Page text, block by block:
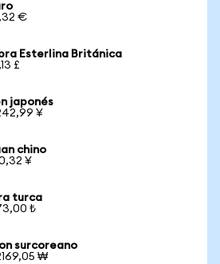
€
Esterlina Británica
£
japonés
¥
chino
¥
turca
₺
surcoreano
₩